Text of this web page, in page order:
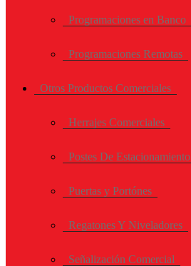
Programaciones en Banco
Programaciones Remotas
Otros Productos Comerciales
Herrajes Comerciales
Postes De Estacionamiento
Puertas y Portónes
Regatones Y Niveladores
Señalización Comercial